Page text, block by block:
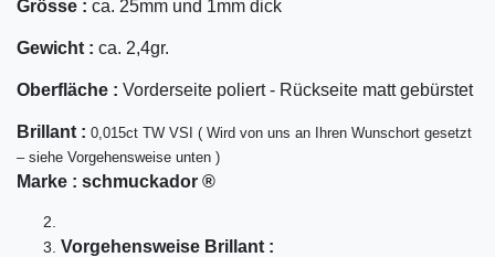
Grösse : ca. 25mm und 1mm dick
Gewicht : ca. 2,4gr.
Oberfläche : Vorderseite poliert - Rückseite matt gebürstet
Bril lant : 0,015ct TW VSI ( Wird von uns an Ihren Wunschort gesetzt
– siehe Vorgehensweise unten )
Marke : schmuckador ®
Vorgehensweise Brillant :